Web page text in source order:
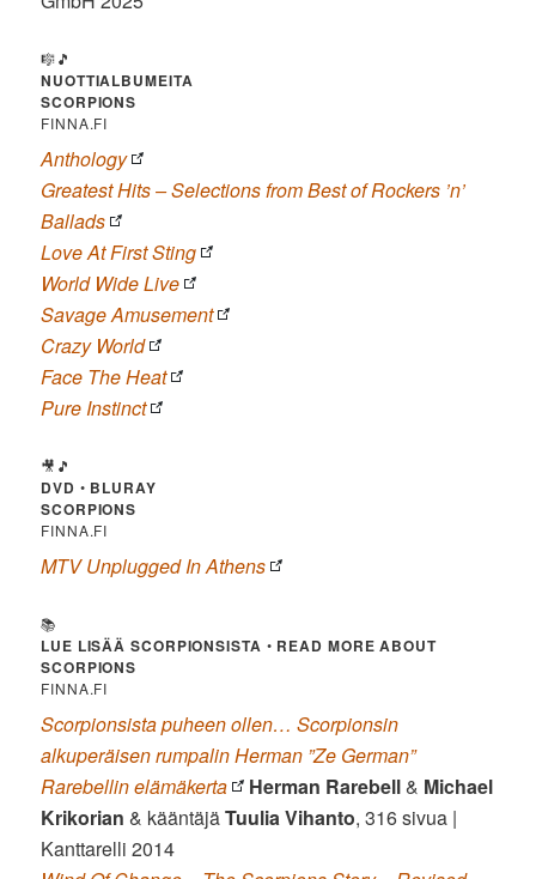
🎼🎵
NUOTTIALBUMEITA
SCORPIONS
FINNA.FI
Anthology
Greatest Hits – Selections from Best of Rockers ’n’
Ballads
Love At First Sting
World Wide Live
Savage Amusement
Crazy World
Face The Heat
Pure Instinct
🎥🎵
DVD • BLURAY
SCORPIONS
FINNA.FI
MTV Unplugged In Athens
📚
LUE LISÄÄ SCORPIONSISTA • READ MORE ABOUT
SCORPIONS
FINNA.FI
Scorpionsista puheen ollen… Scorpionsin
alkuperäisen rumpalin Herman ”Ze German”
Rarebellin elämäkerta
Herman Rarebell& Michael
Krikorian & kääntäjäTuulia Vihanto, 316 sivua |
Kanttarelli 2014